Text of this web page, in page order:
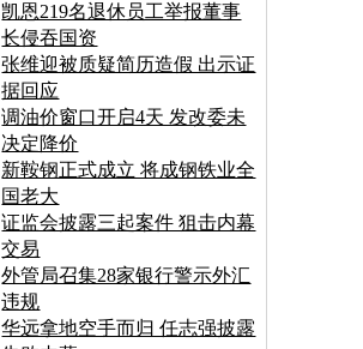
凯恩219名退休员工举报董事
长侵吞国资
张维迎被质疑简历造假 出示证
据回应
调油价窗口开启4天 发改委未
决定降价
新鞍钢正式成立 将成钢铁业全
国老大
证监会披露三起案件 狙击内幕
交易
外管局召集28家银行警示外汇
违规
华远拿地空手而归 任志强披露